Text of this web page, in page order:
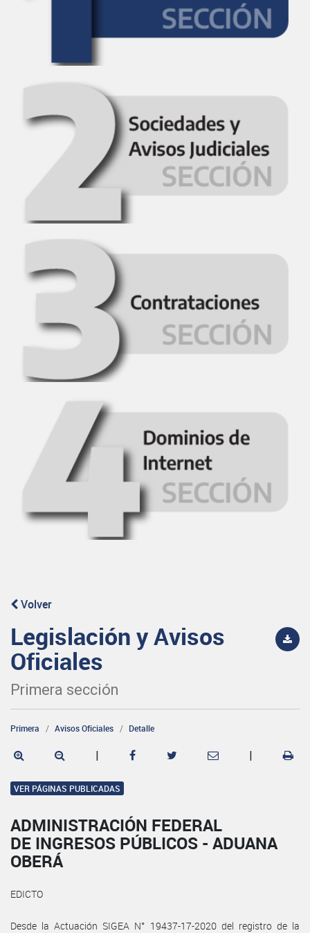
Volver
Legislación y Avisos
Oficiales
Primera sección
Primera Avisos Oficiales Detalle
| |
VER PÁGINAS PUBLICADAS
ADMINISTRACIÓN FEDERAL
DE INGRESOS PÚBLICOS - ADUANA
OBERÁ
EDICTO
Desde la Actuación SIGEA N° 19437-17-2020 del registro de la